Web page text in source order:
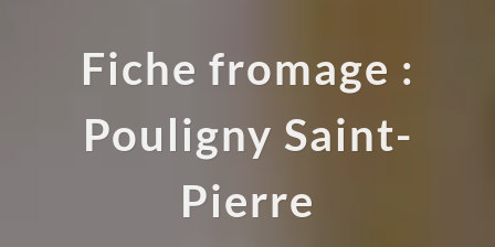
Fiche fromage :
Pouligny Saint-
Pierre